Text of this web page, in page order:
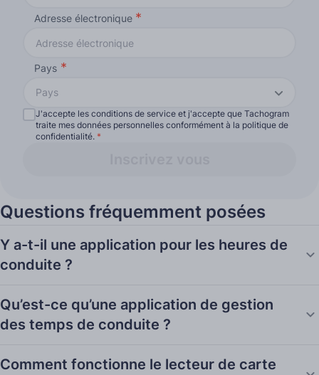
Adresse électronique
Pays
Pays
J'accepte les conditions de service et j'accepte que Tachogram
traite mes données personnelles conformément à la politique de
confidentialité. *
Questions fréquemment posées
Y a-t-il une application pour les heures de
conduite ?
Qu’est-ce qu’une application de gestion
des temps de conduite ?
Comment fonctionne le lecteur de carte